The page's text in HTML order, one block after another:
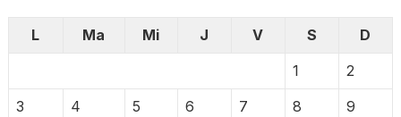
L Ma Mi J V S
D
1
2
3
4 5 6 7 8
9